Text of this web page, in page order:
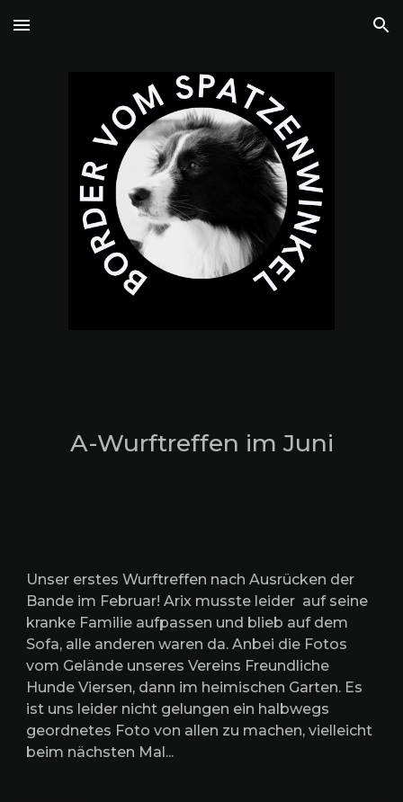
Skip to main content Skip to navigation
A-Wurftreffen im Juni
Unser erstes Wurftreffen nach Ausrücken der
Bande im Februar! Arix musste leider auf seine
kranke Familie aufpassen und blieb auf dem
Sofa, alle anderen waren da. Anbei die Fotos
vom Gelände unseres Vereins Freundliche
Hunde Viersen, dann im heimischen Garten. Es
ist uns leider nicht gelungen ein halbwegs
geordnetes Foto von allen zu machen, vielleicht
beim nächsten Mal...